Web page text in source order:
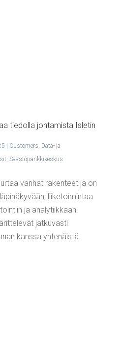
tie­dol­la joh­ta­mis­ta Isle­tin
Customers, Data- ja
, Säästöpankkikeskus
vanhat rakenteet ja on
liiketoimintaa
ja analytiikkaan.
jatkuvasti
kanssa yhtenäistä